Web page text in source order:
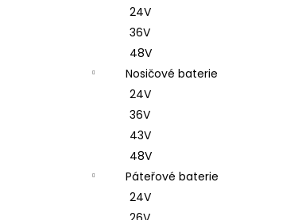
24V
36V
48V
Nosičové baterie
24V
36V
43V
48V
Páteřové baterie
24V